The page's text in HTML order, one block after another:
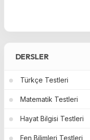
DERSLER
Türkçe Testleri
Matematik Testleri
Hayat Bilgisi Testleri
Fen Bilimleri Testleri